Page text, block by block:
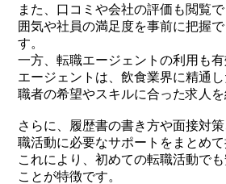
また、口コミや会社の評価も閲覧
囲気や社員の満足度を事前に把握
す。
一方、転職エージェントの利用も有
エージェントは、飲食業界に精通
職者の希望やスキルに合った求人を
さらに、履歴書の書き方や面接対
職活動に必要なサポートをまとめて
これにより、初めての転職活動で
ことが特徴です。